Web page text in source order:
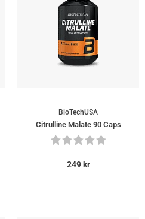
BioTechUSA
Citrulline Malate 90 Caps
249kr